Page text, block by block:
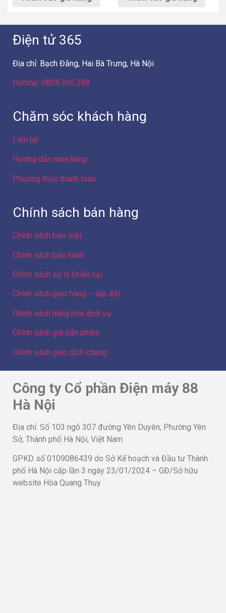
Điện tử 365
Địa chỉ: Bạch Đằng, Hai Bà Trưng, Hà Nội
Hotline: 0828.365.288
Chăm sóc khách hàng
Liên hệ
Hướng dẫn mua hàng
Phương thức thanh toán
Chính sách bán hàng
Chính sách bảo mật
Chính sách bảo hành
Chính sách xử lý khiếu nại
Chính sách giao hàng – lắp đặt
Chính sách hàng hóa dịch vụ
Chính sách giá sản phẩm
Chính sách giao dịch chung
Công ty Cổ phần Điện máy 88
Hà Nội
Địa chỉ: Số 103 ngõ 307 đường Yên Duyên, Phường Yên
Sở, Thành phố Hà Nội, Việt Nam
GPKD số 0109086439 do Sở Kế hoạch và Đầu tư Thành
phố Hà Nội cấp lần 3 ngày 23/01/2024 – GĐ/Sở hữu
website Hòa Quang Thụy